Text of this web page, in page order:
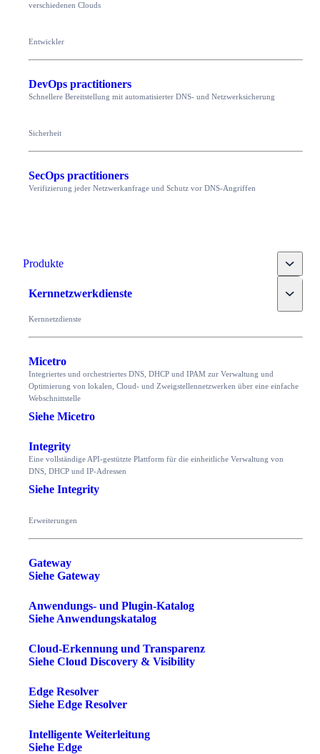
verschiedenen Clouds
Entwickler
DevOps practitioners
Schnellere Bereitstellung mit automatisierter DNS- und Netzwerksicherung
Sicherheit
SecOps practitioners
Verifizierung jeder Netzwerkanfrage und Schutz vor DNS-Angriffen
Produkte Toggle
Kernnetzwerkdienste Toggle
Kernnetzdienste
Micetro
Integriertes und orchestriertes DNS, DHCP und IPAM zur Verwaltung und
Optimierung von lokalen, Cloud- und Zweigstellennetzwerken über eine einfache
Webschnittstelle
Siehe Micetro
Integrity
Eine vollständige API-gestützte Plattform für die einheitliche Verwaltung von
DNS, DHCP und IP-Adressen
Siehe Integrity
Erweiterungen
Gateway
Siehe Gateway
Anwendungs- und Plugin-Katalog
Siehe Anwendungskatalog
Cloud-Erkennung und Transparenz
Siehe Cloud Discovery & Visibility
Edge Resolver
Siehe Edge Resolver
Intelligente Weiterleitung
Siehe Edge